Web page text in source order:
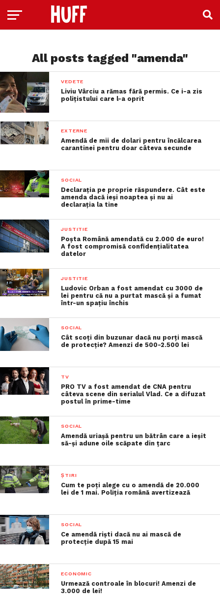
All posts tagged "amenda"
VEDETE
Liviu Vârciu a rămas fără permis. Ce i-a zis
polițistului care l-a oprit
EXTERNE
Amendă de mii de dolari pentru încălcarea
carantinei pentru doar câteva secunde
SOCIAL
Declarația pe proprie răspundere. Cât este
amenda dacă ieși noaptea și nu ai
declarația la tine
JUSTITIE
Poșta Română amendată cu 2.000 de euro!
A fost compromisă confidențialitatea
datelor
JUSTITIE
Ludovic Orban a fost amendat cu 3000 de
lei pentru că nu a purtat mască și a fumat
într-un spațiu închis
SOCIAL
Cât scoți din buzunar dacă nu porți mască
de protecție? Amenzi de 500-2.500 lei
TV
PRO TV a fost amendat de CNA pentru
câteva scene din serialul Vlad. Ce a difuzat
postul în prime-time
SOCIAL
Amendă uriașă pentru un bătrân care a ieșit
să-și adune oile scăpate din țarc
ȘTIRI
Cum te poți alege cu o amendă de 20.000
lei de 1 mai. Poliția română avertizează
SOCIAL
Ce amendă riști dacă nu ai mască de
protecție după 15 mai
ECONOMIC
Urmează controale în blocuri! Amenzi de
3.000 de lei!